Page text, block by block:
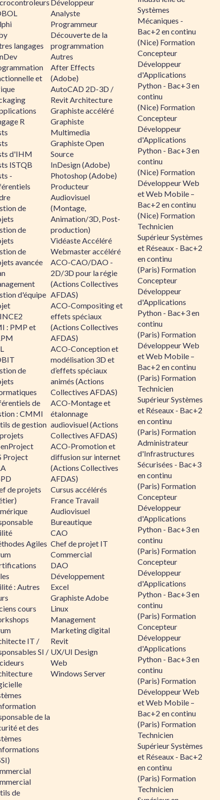
langages
et
R
d'IHM
ISTQB
-
de
de
de
avancée
d'équipe
: PMP et
de
de
: CMMI
de gestion
Project
de projets
Agiles
: Autres
cours
IT /
SI /
de la
et des
de
Développeur
Analyste
Programmeur
Découverte de la
programmation
Autres
After Effects
(Adobe)
AutoCAD 2D-3D /
Revit Architecture
Graphiste accéléré
Graphiste
Multimedia
Graphiste Open
Source
InDesign (Adobe)
Photoshop (Adobe)
Producteur
Audiovisuel
(Montage,
Animation/3D, Post-
production)
Vidéaste Accéléré
Webmaster accéléré
ACO-CAO/DAO -
2D/3D pour la régie
(Actions Collectives
AFDAS)
ACO-Compositing et
effets spéciaux
(Actions Collectives
AFDAS)
ACO-Conception et
modélisation 3D et
d’effets spéciaux
animés (Actions
Collectives AFDAS)
ACO-Montage et
étalonnage
audiovisuel (Actions
Collectives AFDAS)
ACO-Promotion et
diffusion sur internet
(Actions Collectives
AFDAS)
Cursus accélérés
France Travail
Audiovisuel
Bureautique
CAO
Chef de projet IT
Commercial
DAO
Développement
Excel
Graphiste Adobe
Linux
Management
Marketing digital
Revit
UX/UI Design
Web
Windows Server
Systèmes
Mécaniques -
Bac+2 en continu
(Nice) Formation
Concepteur
Développeur
d'Applications
Python - Bac+3 en
continu
(Nice) Formation
Concepteur
Développeur
d'Applications
Python - Bac+3 en
continu
(Nice) Formation
Développeur Web
et Web Mobile –
Bac+2 en continu
(Nice) Formation
Technicien
Supérieur Systèmes
et Réseaux - Bac+2
en continu
(Paris) Formation
Concepteur
Développeur
d'Applications
Python - Bac+3 en
continu
(Paris) Formation
Développeur Web
et Web Mobile –
Bac+2 en continu
(Paris) Formation
Technicien
Supérieur Systèmes
et Réseaux - Bac+2
en continu
(Paris) Formation
Administrateur
d'Infrastructures
Sécurisées - Bac+3
en continu
(Paris) Formation
Concepteur
Développeur
d'Applications
Python - Bac+3 en
continu
(Paris) Formation
Concepteur
Développeur
d'Applications
Python - Bac+3 en
continu
(Paris) Formation
Concepteur
Développeur
d'Applications
Python - Bac+3 en
continu
(Paris) Formation
Développeur Web
et Web Mobile –
Bac+2 en continu
(Paris) Formation
Technicien
Supérieur Systèmes
et Réseaux - Bac+2
en continu
(Paris) Formation
Technicien